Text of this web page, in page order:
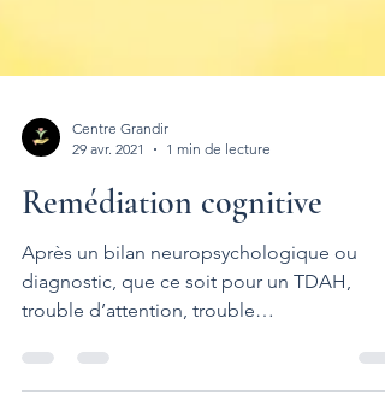
29 avr. 2021
1 min de lecture
Remédiation cognitive
Après un bilan neuropsychologique ou
diagnostic, que ce soit pour un TDAH,
trouble d’attention, trouble